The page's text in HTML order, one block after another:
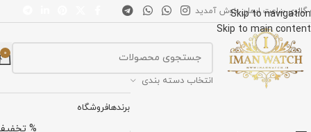
Skip to navigation
Skip to main content
گالری ساعت ایمان خوش آمدید
انتخاب دسته بندی
0
برندهافروشگاه
%